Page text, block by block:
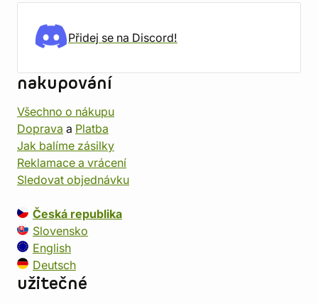
Přidej se na Discord!
nakupování
Všechno o nákupu
Doprava a Platba
Jak balíme zásilky
Reklamace a vrácení
Sledovat objednávku
Česká republika
Slovensko
English
Deutsch
užitečné